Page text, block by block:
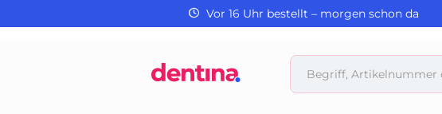
Vor 16 Uhr bestellt – morgen schon da